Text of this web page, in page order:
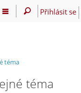
Přihlásit se
téma
téma